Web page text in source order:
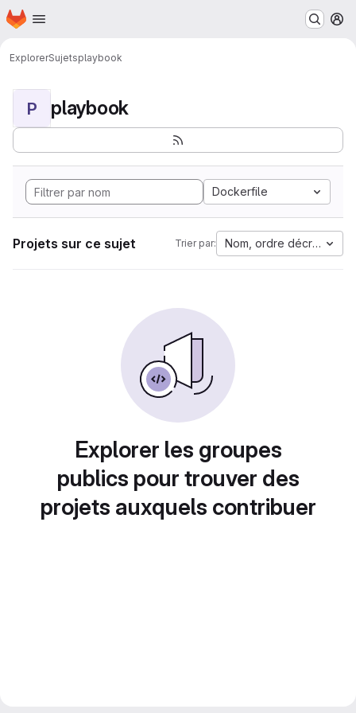
Passer au contenu principal
Page d'accueil
ExplorerSujetsplaybook
P playbook
Dockerfile
Projets sur ce sujet Trier par: Nom, ordre décroissant
Explorer les groupes
publics pour trouver des
projets auxquels contribuer